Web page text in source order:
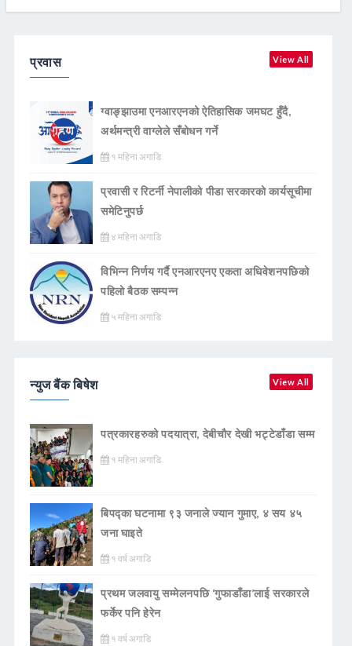
प्रवास View All
ग्वाङ्झाउमा एनआरएनको ऐतिहासिक जमघट हुँदै,
अर्थमन्त्री वाग्लेले सँबोधन गर्ने
१ महिना अगाडि
प्रवासी र रिटर्नी नेपालीको पीडा सरकारको कार्यसूचीमा
समेटिनुपर्छ
४ महिना अगाडि
विभिन्न निर्णय गर्दै एनआरएनए एकता अधिवेशनपछिको
पहिलो बैठक सम्पन्न
५ महिना अगाडि
न्युज बैंक बिषेश View All
पत्रकारहरुको पदयात्रा, देबीचौर देखी भट्टेडाँडा सम्म
१ महिना अगाडि
बिपद्का घटनामा ९३ जनाले ज्यान गुमाए, ४ सय ४५
जना घाइते
१ वर्ष अगाडि
प्रथम जलवायु सम्मेलनपछि ‘गुफाडाँडा’लाई सरकारले
फर्केर पनि हेरेन
१ वर्ष अगाडि